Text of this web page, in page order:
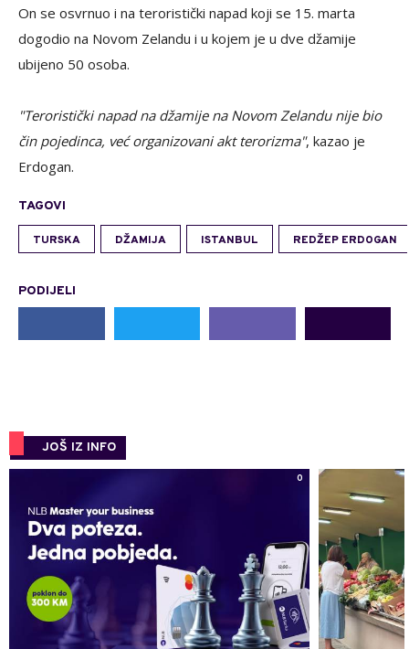
On se osvrnuo i na teroristički napad koji se 15. marta
dogodio na Novom Zelandu i u kojem je u dve džamije
ubijeno 50 osoba.
"Teroristički napad na džamije na Novom Zelandu nije bio
čin pojedinca, već organizovani akt terorizma", kazao je
Erdogan.
TAGOVI
TURSKA DŽAMIJA ISTANBUL REDŽEP ERDOGAN
PODIJELI
JOŠ IZ INFO
0